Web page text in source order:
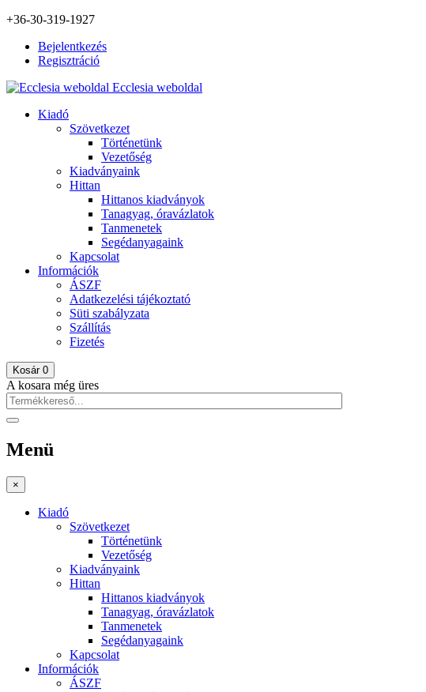
+36-30-319-1927
Bejelentkezés
Regisztráció
Ecclesia weboldal
Kiadó
Szövetkezet
Történetünk
Vezetőség
Kiadványaink
Hittan
Hittanos kiadványok
Tanagyag, óravázlatok
Tanmenetek
Segédanyagaink
Kapcsolat
Információk
ÁSZF
Adatkezelési tájékoztató
Süti szabályzata
Szállítás
Fizetés
Kosár 0
A kosara még üres
Menü
×
Kiadó
Szövetkezet
Történetünk
Vezetőség
Kiadványaink
Hittan
Hittanos kiadványok
Tanagyag, óravázlatok
Tanmenetek
Segédanyagaink
Kapcsolat
Információk
ÁSZF